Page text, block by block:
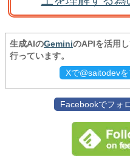
生成AIのGeminiのAPIを活用
行っています。
Xで@saitodev
Facebookでフォ